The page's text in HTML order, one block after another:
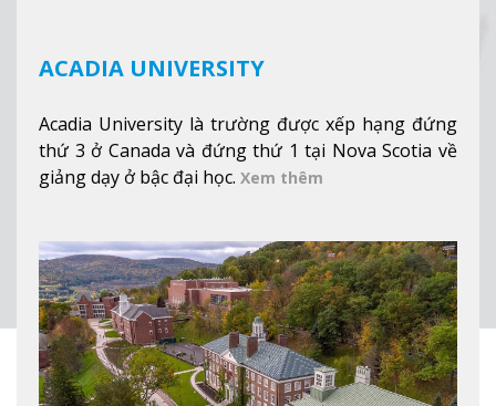
ACADIA UNIVERSITY
Acadia University là trường được xếp hạng đứng
thứ 3 ở Canada và đứng thứ 1 tại Nova Scotia về
giảng dạy ở bậc đại học. Xem thêm